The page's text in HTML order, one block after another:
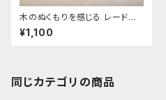
木のぬくもりを感じる レードル
お玉 M
¥1,100
同じカテゴリの商品